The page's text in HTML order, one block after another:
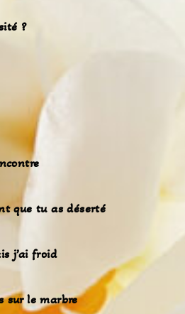
?
que tu as déserté
j’ai froid
sur le marbre